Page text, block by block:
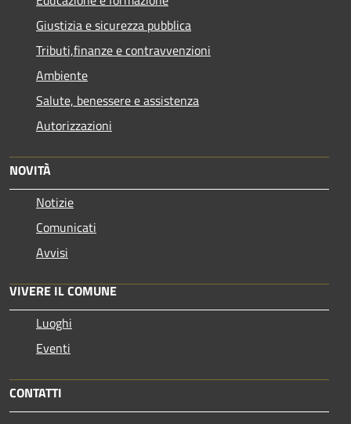
Giustizia e sicurezza pubblica
Tributi,finanze e contravvenzioni
Ambiente
Salute, benessere e assistenza
Autorizzazioni
NOVITÀ
Notizie
Comunicati
Avvisi
VIVERE IL COMUNE
Luoghi
Eventi
CONTATTI